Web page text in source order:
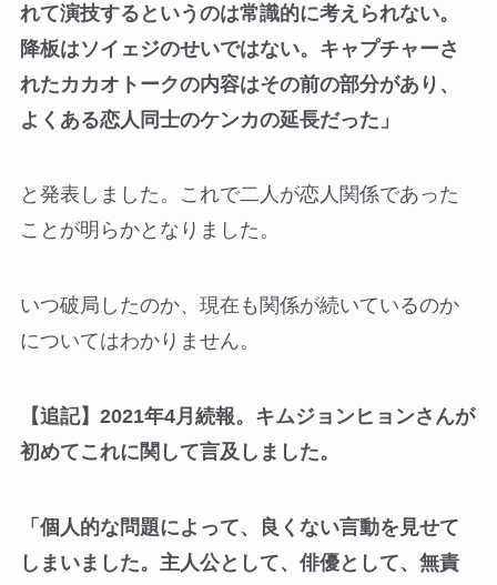
れて演技するというのは常識的に考えられない。
降板はソイェジのせいではない。キャプチャーさ
れたカカオトークの内容はその前の部分があり、
よくある恋人同士のケンカの延長だった」
と発表しました。これで二人が恋人関係であった
ことが明らかとなりました。
いつ破局したのか、現在も関係が続いているのか
についてはわかりません。
【追記】2021年4月続報。キムジョンヒョンさんが
初めてこれに関して言及しました。
「個人的な問題によって、良くない言動を見せて
しまいました。主人公として、俳優として、無責